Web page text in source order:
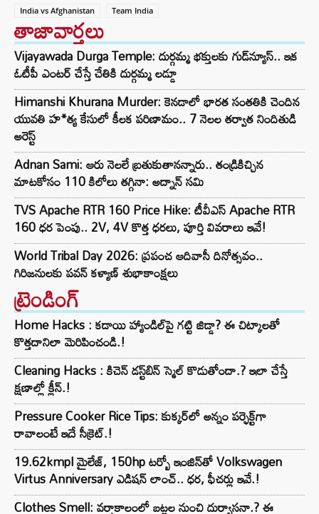
India vs Afghanistan
Team India
తాజావార్తలు
Vijayawada Durga Temple: దుర్గమ్మ భక్తులకు గుడ్‌న్యూస్.. ఇక
ఓటీపీ ఎంటర్ చేస్తే చేతికి దుర్గమ్మ లడ్డూ
Himanshi Khurana Murder: కెనడాలో భారత సంతతికి చెందిన
యువతి హ*త్య కేసులో కీలక పరిణామం.. 7 నెలల తర్వాత నిందితుడి
అరెస్ట్
Adnan Sami: ఆరు నెలలే బ్రతుకుతానన్నారు.. తండ్రికిచ్చిన
మాటకోసం 110 కిలోలు తగ్గినా: అద్నాన్ సమి
TVS Apache RTR 160 Price Hike: టీవీఎస్ Apache RTR
160 ధర పెంపు.. 2V, 4V కొత్త ధరలు, పూర్తి వివరాలు ఇవే!
World Tribal Day 2026: ప్రపంచ ఆదివాసీ దినోత్సవం..
గిరిజనులకు పవన్ కళ్యాణ్ శుభాకాంక్షలు
ట్రెండింగ్‌
Home Hacks : కడాయి హ్యాండిల్‌పై గట్టి జిడ్డా? ఈ చిట్కాలతో
కొత్తదానిలా మెరిపించండి.!
Cleaning Hacks : కిచెన్ డస్ట్‌బిన్ స్మెల్ కొడుతోందా.? ఇలా చేస్తే
క్షణాల్లో క్లీన్.!
Pressure Cooker Rice Tips: కుక్కర్‌లో అన్నం పర్ఫెక్ట్‌గా
రావాలంటే ఇదే సీక్రెట్.!
19.62kmpl మైలేజ్, 150hp టర్బో ఇంజిన్‌తో Volkswagen
Virtus Anniversary ఎడిషన్ లాంచ్.. ధర, ఫీచర్లు ఇవే.!
Clothes Smell: వర్షాకాలంలో బట్టల నుంచి దుర్వాసనా.? ఈ